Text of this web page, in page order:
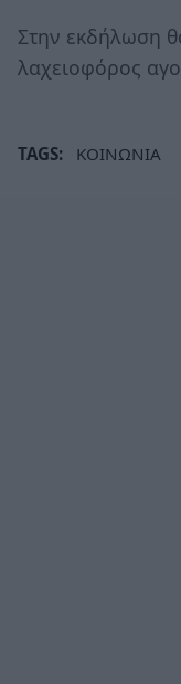
Στην εκδήλωση
λαχειοφόρος
TAGS: ΚΟΙΝΩΝΙΑ